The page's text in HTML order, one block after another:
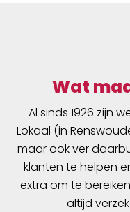
Wat
Al sinds 1926 zijn
Lokaal (in
maar ook ver
klanten te helpen
extra om te
altijd